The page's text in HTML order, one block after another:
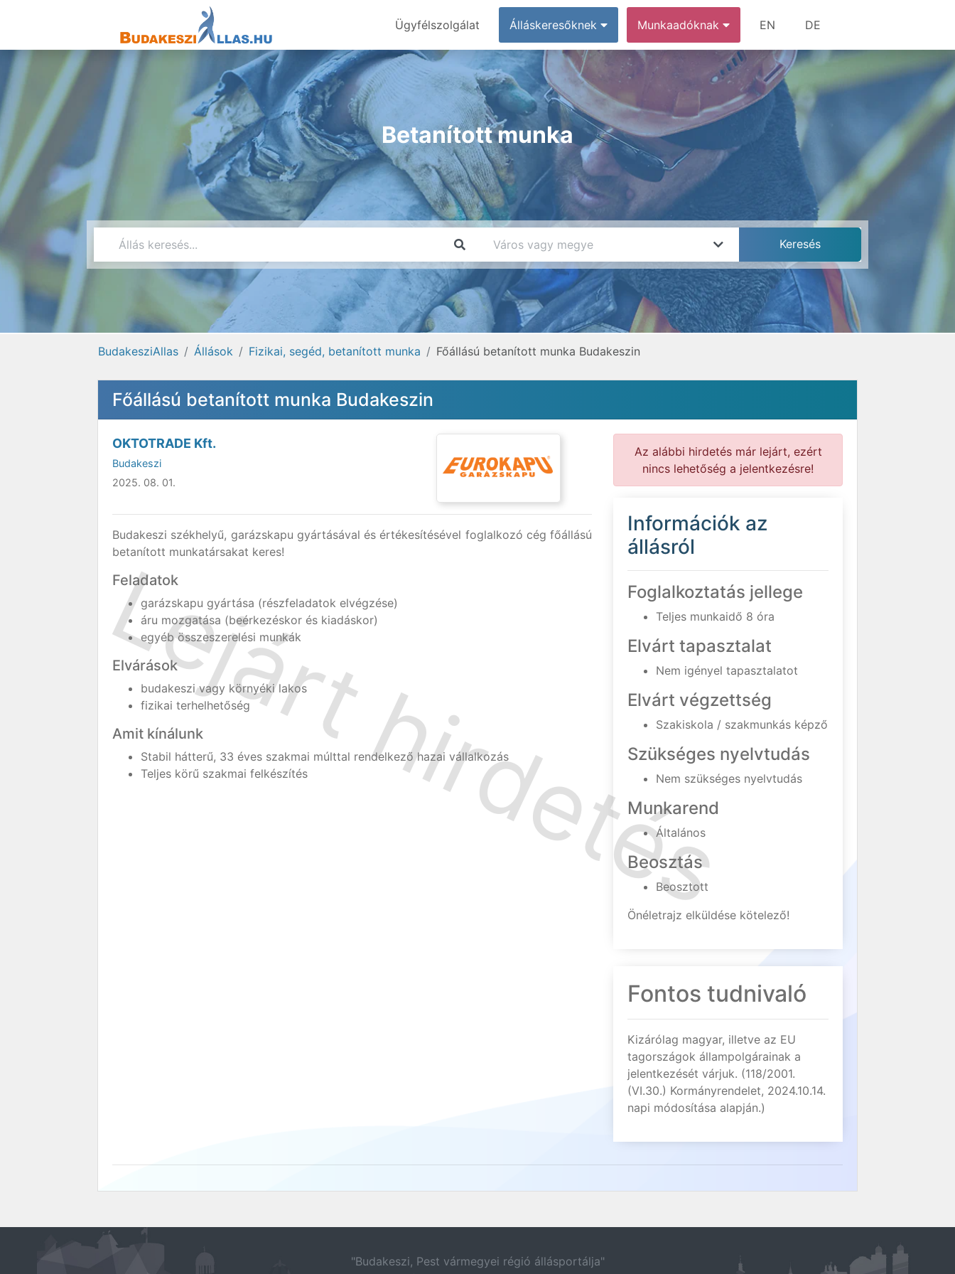
Ügyfélszolgálat Álláskeresőknek Munkaadóknak EN DE
Betanított munka
BudakesziAllas Állások Fizikai, segéd, betanított munka Főállású betanított munka Budakeszin
Főállású betanított munka Budakeszin
OKTOTRADE Kft.
Budakeszi
2025. 08. 01.
Budakeszi székhelyű, garázskapu gyártásával és értékesítésével foglalkozó cég főállású
betanított munkatársakat keres!
Feladatok
garázskapu gyártása (részfeladatok elvégzése)
áru mozgatása (beérkezéskor és kiadáskor)
egyéb összeszerelési munkák
Elvárások
budakeszi vagy környéki lakos
fizikai terhelhetőség
Amit kínálunk
Stabil hátterű, 33 éves szakmai múlttal rendelkező hazai vállalkozás
Teljes körű szakmai felkészítés
Az alábbi hirdetés már lejárt, ezért
nincs lehetőség a jelentkezésre!
Információk az
állásról
Foglalkoztatás jellege
Teljes munkaidő 8 óra
Elvárt tapasztalat
Nem igényel tapasztalatot
Elvárt végzettség
Szakiskola / szakmunkás képző
Szükséges nyelvtudás
Nem szükséges nyelvtudás
Munkarend
Általános
Beosztás
Beosztott
Önéletrajz elküldése kötelező!
Fontos tudnivaló
Kizárólag magyar, illetve az EU
tagországok állampolgárainak a
jelentkezését várjuk. (118/2001.
(VI.30.) Kormányrendelet, 2024.10.14.
napi módosítása alapján.)
"Budakeszi, Pest vármegyei régió állásportálja"